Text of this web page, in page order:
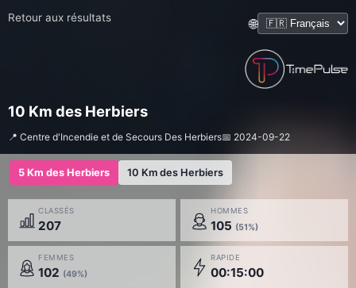
Retour aux résultats 🌐
10 Km des Herbiers
📍 Centre d'Incendie et de Secours Des Herbiers📅 2024-09-22
5 Km des Herbiers 10 Km des Herbiers
CLASSÉS
207
HOMMES
105 (51%)
FEMMES
102 (49%)
RAPIDE
00:15:00